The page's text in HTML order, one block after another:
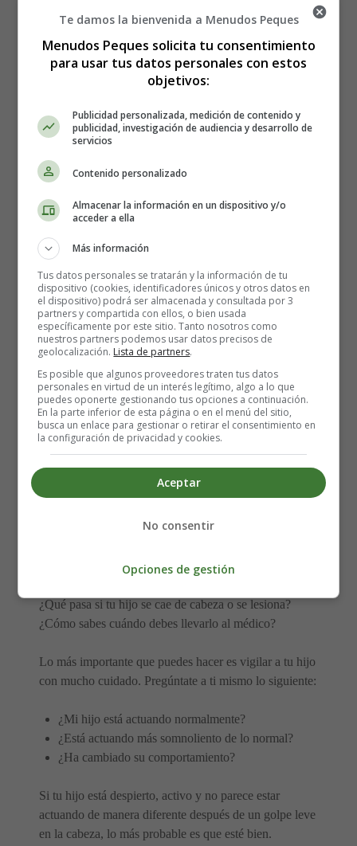
Náuseas o vómitos.
Cambios de comportamiento.
Cambios en el sueño: dormir más o menos.
favoritas.
Signos de una conmoción cerebral en niños
mayores (2 años en adelante)
Los niños mayores de 2 años pueden mostrar más
cambios de comportamiento, como:
Mareos o problemas de equilibrio.
Visión doble o borrosa.
Sensibilidad a la luz.
Sensibilidad al ruido.
Parecer como si estuvieran soñando despiertos.
Dificultad para concentrarse.
Problemas para recordar.
Confusión u olvidos sobre eventos recientes.
Lentitud para responder preguntas.
nervioso.
Dificultad para dormir.
Cuando consultar con el médico
¿Qué pasa si tu hijo se cae de cabeza o se lesiona?
¿Cómo sabes cuándo debes llevarlo al médico?
Lo más importante que puedes hacer es vigilar a tu hijo
con mucho cuidado. Pregúntate a ti mismo lo siguiente:
¿Mi hijo está actuando normalmente?
¿Está actuando más somnoliento de lo normal?
¿Ha cambiado su comportamiento?
Si tu hijo está despierto, activo y no parece estar
actuando de manera diferente después de un golpe leve
en la cabeza, lo más probable es que esté bien.
Te damos la bienvenida a Menudos Peques
Menudos Peques solicita tu consentimiento
para usar tus datos personales con estos
objetivos:
Publicidad personalizada, medición de contenido y
publicidad, investigación de audiencia y desarrollo de
servicios
Contenido personalizado
Almacenar la información en un dispositivo y/o
acceder a ella
Más información
Tus datos personales se tratarán y la información de tu
dispositivo (cookies, identificadores únicos y otros datos en
el dispositivo) podrá ser almacenada y consultada por 3
partners y compartida con ellos, o bien usada
específicamente por este sitio. Tanto nosotros como
nuestros partners podemos usar datos precisos de
geolocalización. Lista de partners.
Es posible que algunos proveedores traten tus datos
personales en virtud de un interés legítimo, algo a lo que
puedes oponerte gestionando tus opciones a continuación.
En la parte inferior de esta página o en el menú del sitio,
busca un enlace para gestionar o retirar el consentimiento en
la configuración de privacidad y cookies.
Aceptar
No consentir
Opciones de gestión